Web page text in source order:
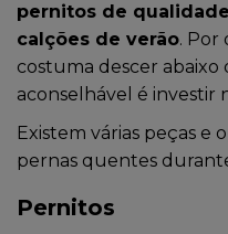
pernitos de
calções de verão. Por
costuma descer abaixo
aconselhável é investir
Existem várias peças e
pernas quentes
Pernitos